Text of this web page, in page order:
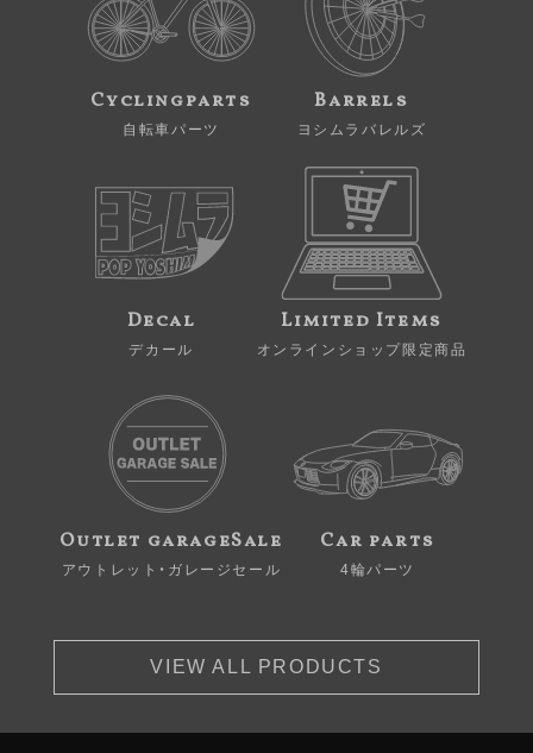
Cyclingparts
自転車パーツ
Barrels
ヨシムラバレルズ
Decal
デカール
Limited Items
オンラインショップ限定商品
Outlet garageSale
アウトレット・ガレージセール
Car parts
4輪パーツ
VIEW ALL PRODUCTS